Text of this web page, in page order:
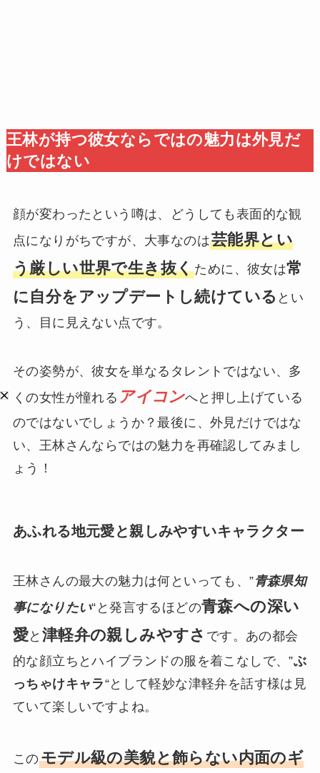
王林が持つ彼女ならではの魅力は外見だ
けではない
顔が変わったという噂は、どうしても表面的な観
点になりがちですが、大事なのは芸能界とい
う厳しい世界で生き抜くために、彼女は常
に自分をアップデートし続けている とい
う、目に見えない点です。
その姿勢が、彼女を単なるタレントではない、多
くの女性が憧れる アイコンへと押し上げている
のではないでしょうか？最後に、外見だけではな
い、王林さんならではの魅力を再確認してみまし
ょう！
あふれる地元愛と親しみやすいキャラクター
王林さんの最大の魅力は何といっても、”青森県知
事になりたい“と発言するほどの青森への深い
愛と 津軽弁の親しみやすさ です。あの都会
的な顔立ちとハイブランドの服を着こなしで、”ぶ
っちゃけキャラ“として軽妙な津軽弁を話す様は見
ていて楽しいですよね。
このモデル級の美貌と飾らない内面のギ